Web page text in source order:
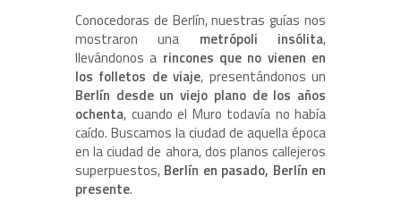
Conocedoras de Berlín, nuestras guías nos
mostraron una metrópoli insólita,
llevándonos a rincones que no vienen en
los folletos de viaje, presentándonos un
Berlín desde un viejo plano de los años
ochenta, cuando el Muro todavía no había
caído. Buscamos la ciudad de aquella época
en la ciudad de ahora, dos planos callejeros
superpuestos, Berlín en pasado, Berlín en
presente.